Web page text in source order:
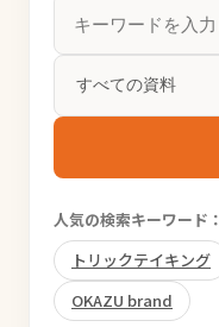
人気の検索キーワード：
トリックテイキング
OKAZU brand